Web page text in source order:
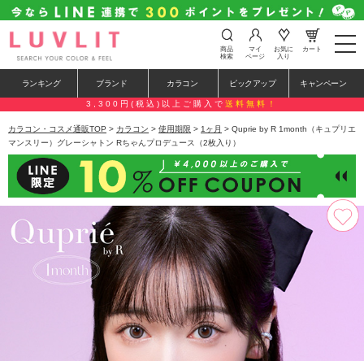
t
o
e
n
a
a
i
o
n
商品
検索
マイ
ページ
お気に
入り
カート
ランキング ブランド カラコン ピックアップ キャンペーン
3,300円(税込)以上ご購入で 送料無料！
カラコン・コスメ通販TOP > カラコン > 使用期限 > 1ヶ月 > Quprie by R 1month（キュプリエ
マンスリー）グレーシャトン Rちゃんプロデュース（2枚入り）